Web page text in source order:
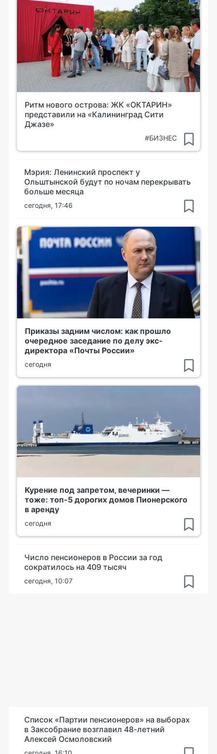
Ритм нового острова: ЖК «ОКТАРИН»
представили на «Калининград Сити
Джазе»
#БИЗНЕС
Мэрия: Ленинский проспект у
Ольштынской будут по ночам перекрывать
больше месяца
сегодня, 17:46
Приказы задним числом: как прошло
очередное заседание по делу экс-
директора «Почты России»
сегодня
Курение под запретом, вечеринки —
тоже: топ-5 дорогих домов Пионерского
в аренду
сегодня
Число пенсионеров в России за год
сократилось на 409 тысяч
сегодня, 10:07
Список «Партии пенсионеров» на выборах
в Заксобрание возглавил 48-летний
Алексей Осмоловский